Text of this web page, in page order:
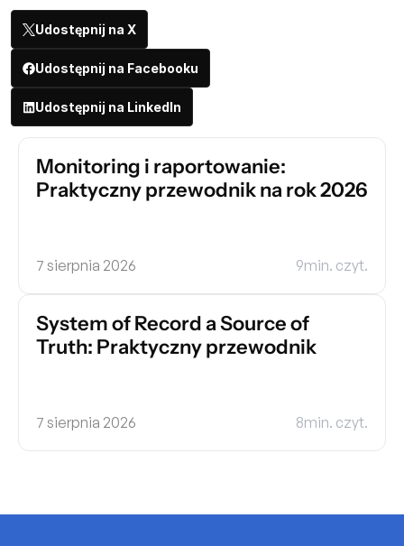
Udostępnij na X
Udostępnij na Facebooku
Udostępnij na LinkedIn
Monitoring i raportowanie:
Praktyczny przewodnik na rok 2026
7 sierpnia 2026 9min. czyt.
System of Record a Source of
Truth: Praktyczny przewodnik
7 sierpnia 2026 8min. czyt.